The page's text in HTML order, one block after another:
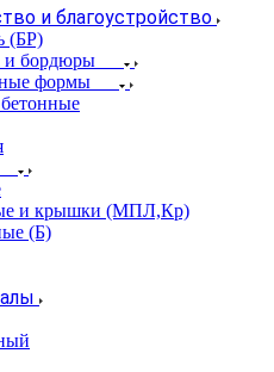
и благоустройство
(БР)
и бордюры
формы
и крышки (МПЛ,Кр)
(Б)